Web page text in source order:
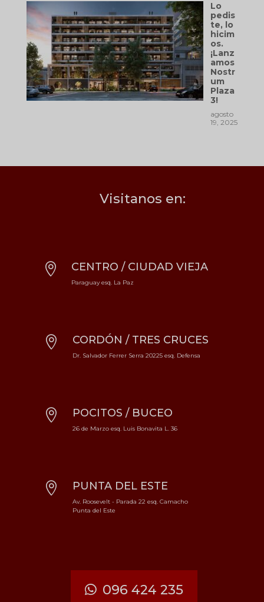
Lo
pedis
te, lo
hicim
os.
¡Lanz
amos
Nostr
um
Plaza
3!
agosto
19, 2025
Visitanos en:
 CENTRO / CIUDAD VIEJA
Paraguay esq. La Paz
 CORDÓN / TRES CRUCES
Dr. Salvador Ferrer Serra 20225 esq. Defensa
 POCITOS / BUCEO
26 de Marzo esq. Luis Bonavita L. 36
 PUNTA DEL ESTE
Av. Roosevelt - Parada 22 esq. Camacho
Punta del Este
096 424 235